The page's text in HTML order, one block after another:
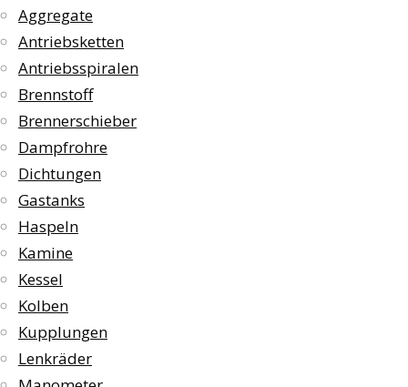
Aggregate
Antriebsketten
Antriebsspiralen
Brennstoff
Brennerschieber
Dampfrohre
Dichtungen
Gastanks
Haspeln
Kamine
Kessel
Kolben
Kupplungen
Lenkräder